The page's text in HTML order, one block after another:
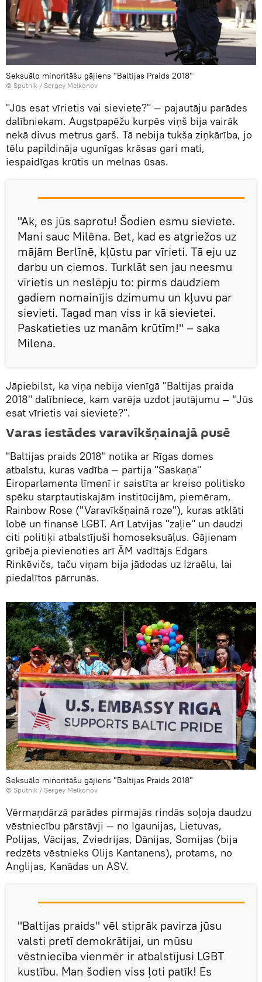
Seksuālo minoritāšu gājiens "Baltijas Praids 2018"
© Sputnik / Sergey Melkonov
"Jūs esat vīrietis vai sieviete?" — pajautāju parādes
dalībniekam. Augstpapēžu kurpēs viņš bija vairāk
nekā divus metrus garš. Tā nebija tukša ziņkārība, jo
tēlu papildināja ugunīgas krāsas gari mati,
iespaidīgas krūtis un melnas ūsas.
"Ak, es jūs saprotu! Šodien esmu sieviete.
Mani sauc Milēna. Bet, kad es atgriežos uz
mājām Berlīnē, kļūstu par vīrieti. Tā eju uz
darbu un ciemos. Turklāt sen jau neesmu
vīrietis un neslēpju to: pirms daudziem
gadiem nomainījis dzimumu un kļuvu par
sievieti. Tagad man viss ir kā sievietei.
Paskatieties uz manām krūtīm!" – saka
Milena.
Jāpiebilst, ka viņa nebija vienīgā "Baltijas praida
2018" dalībniece, kam varēja uzdot jautājumu — "Jūs
esat vīrietis vai sieviete?".
Varas iestādes varavīkšņainajā pusē
"Baltijas praids 2018" notika ar Rīgas domes
atbalstu, kuras vadība — partija "Saskaņa"
Eiroparlamenta līmenī ir saistīta ar kreiso politisko
spēku starptautiskajām institūcijām, piemēram,
Rainbow Rose ("Varavīkšņainā roze"), kuras atklāti
lobē un finansē LGBT. Arī Latvijas "zaļie" un daudzi
citi politiķi atbalstījuši homoseksuāļus. Gājienam
gribēja pievienoties arī ĀM vadītājs Edgars
Rinkēvičs, taču viņam bija jādodas uz Izraēlu, lai
piedalītos pārrunās.
Seksuālo minoritāšu gājiens "Baltijas Praids 2018"
© Sputnik / Sergey Melkonov
Vērmaņdārzā parādes pirmajās rindās soļoja daudzu
vēstniecību pārstāvji — no Igaunijas, Lietuvas,
Polijas, Vācijas, Zviedrijas, Dānijas, Somijas (bija
redzēts vēstnieks Olijs Kantanens), protams, no
Anglijas, Kanādas un ASV.
"Baltijas praids" vēl stiprāk pavirza jūsu
valsti pretī demokrātijai, un mūsu
vēstniecība vienmēr ir atbalstījusi LGBT
kustību. Man šodien viss ļoti patīk! Es